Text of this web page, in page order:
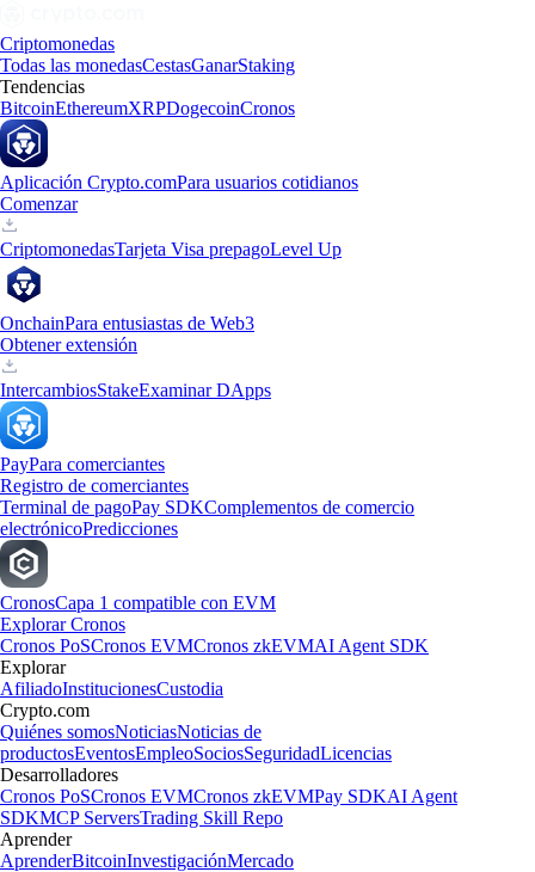
Criptomonedas
Todas las monedasCestasGanarStaking
Tendencias
BitcoinEthereumXRPDogecoinCronos
Aplicación Crypto.comPara usuarios cotidianos
Comenzar
CriptomonedasTarjeta Visa prepagoLevel Up
OnchainPara entusiastas de Web3
Obtener extensión
IntercambiosStakeExaminar DApps
PayPara comerciantes
Registro de comerciantes
Terminal de pagoPay SDKComplementos de comercio
electrónicoPredicciones
CronosCapa 1 compatible con EVM
Explorar Cronos
Cronos PoSCronos EVMCronos zkEVMAI Agent SDK
Explorar
AfiliadoInstitucionesCustodia
Crypto.com
Quiénes somosNoticiasNoticias de
productosEventosEmpleoSociosSeguridadLicencias
Desarrolladores
Cronos PoSCronos EVMCronos zkEVMPay SDKAI Agent
SDKMCP ServersTrading Skill Repo
Aprender
AprenderBitcoinInvestigaciónMercado